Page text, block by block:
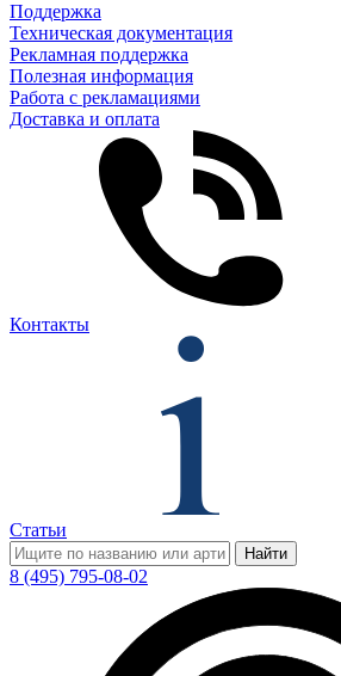
Поддержка
Техническая документация
Рекламная поддержка
Полезная информация
Работа с рекламациями
Доставка и оплата
Контакты
Статьи
Найти
8 (495) 795-08-02